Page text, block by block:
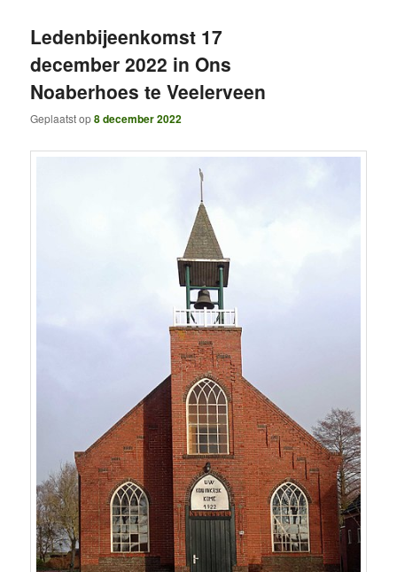
Ledenbijeenkomst 17
december 2022 in Ons
Noaberhoes te Veelerveen
Geplaatst op8 december 2022